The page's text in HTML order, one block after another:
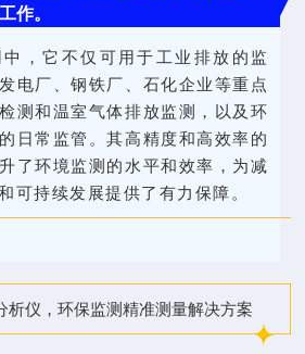
作。
，它不仅可用于工业排放的监
电厂、钢铁厂、石化企业等重点
测和温室气体排放监测，以及环
日常监管。其高精度和高效率的
了环境监测的水平和效率，为减
可持续发展提供了有力保障。